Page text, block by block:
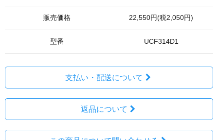
販売価格 22,550円(税2,050円)
型番 UCF314D1
支払い・配送について
返品について